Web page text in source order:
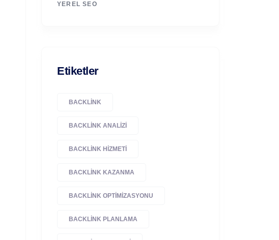
YEREL SEO
Etiketler
BACKLINK
BACKLINK ANALIZI
BACKLINK HIZMETI
BACKLINK KAZANMA
BACKLINK OPTIMIZASYONU
BACKLINK PLANLAMA